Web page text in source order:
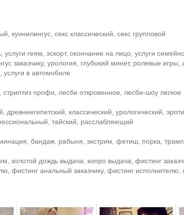
куннилингус, секс классический, секс групповой
услуги геям, эскорт, окончание на лицо, услуги
заказчику, урология, глубокий минет, ролевые игры,
в автомобиле
профи, лесби откровенное, лесби-шоу легкое
древнеегипетский, классический, урологический,
тайский, расслабляющий
бандаж, рабыня, экстрим, фетиш, порка,
золотой дождь выдача, копро выдача, фистинг
фистинг анальный заказчику, фистинг исполнителю,